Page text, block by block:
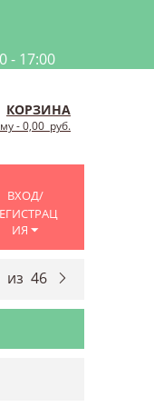
- 17:00
КОРЗИНА
-0,00 руб.
ВХОД/
ИЯ
из 46